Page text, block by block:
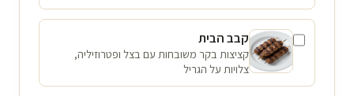
קבב הבית
קציצות בקר משובחות עם בצל ופטרוזיליה,
צלויות על הגריל